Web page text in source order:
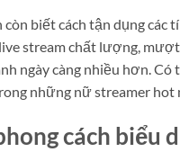
còn biết cách tận dụng
stream chất lượng,
ngày càng nhiều hơn. Có
những nữ streamer hot
cách